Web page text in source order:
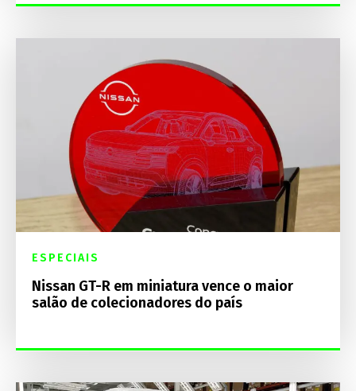
ESPECIAIS
Nissan GT-R em miniatura vence o maior
salão de colecionadores do país